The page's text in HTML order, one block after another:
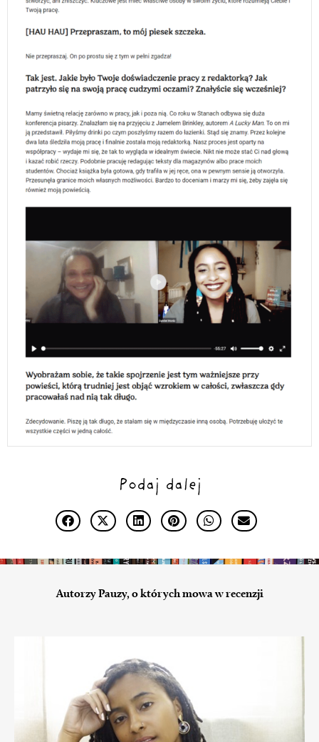
Podaj dalej
Autorzy Pauzy, o których mowa w recenzji